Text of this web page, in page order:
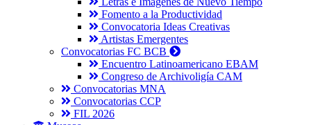
Fomento a la Productividad
Convocatoria Ideas Creativas
Artistas Emergentes
Convocatorias FC BCB
Encuentro Latinoamericano EBAM
Congreso de Archivoligía CAM
Convocatorias MNA
Convocatorias CCP
FIL 2026